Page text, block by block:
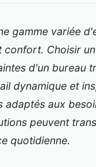
gamme variée
confort. Choisir
d'un bureau
dynamique et
adaptés aux
peuvent
quotidienne.